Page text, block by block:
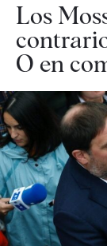
Los
O en